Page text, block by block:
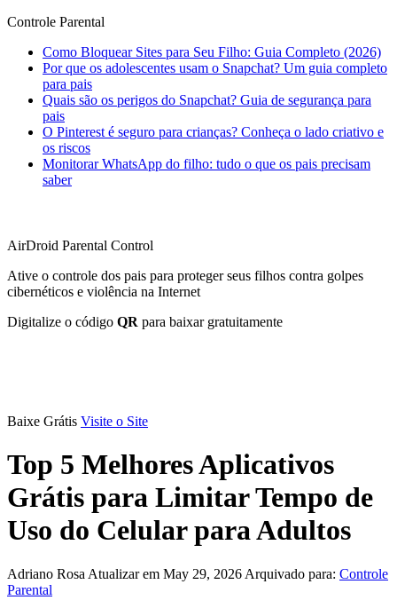
Controle Parental
Como Bloquear Sites para Seu Filho: Guia Completo (2026)
Por que os adolescentes usam o Snapchat? Um guia completo
para pais
Quais são os perigos do Snapchat? Guia de segurança para
pais
O Pinterest é seguro para crianças? Conheça o lado criativo e
os riscos
Monitorar WhatsApp do filho: tudo o que os pais precisam
saber
AirDroid Parental Control
Ative o controle dos pais para proteger seus filhos contra golpes
cibernéticos e violência na Internet
Digitalize o código QR para baixar gratuitamente
Baixe Grátis Visite o Site
Top 5 Melhores Aplicativos
Grátis para Limitar Tempo de
Uso do Celular para Adultos
Adriano Rosa Atualizar em May 29, 2026 Arquivado para: Controle
Parental